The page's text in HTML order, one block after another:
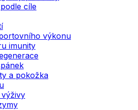
cíle
výkonu
imunity
a pokožka